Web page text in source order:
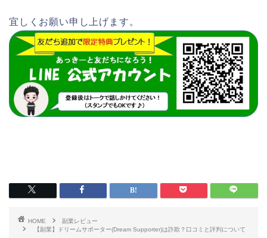
宜しくお願い申し上げます。
HOME
副業レビュー
【副業】ドリームサポーター(Dream Supporter)は詐欺？口コミと評判について